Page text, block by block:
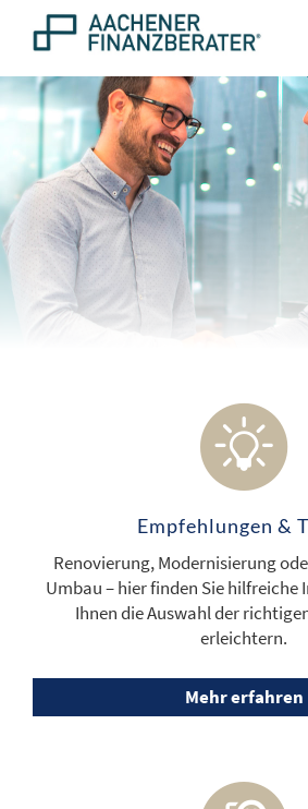
Empfehlungen &
Renovierung, Modernisierung
Umbau – hier finden Sie
Ihnen die Auswahl der
erleichtern.
Mehr erfahren